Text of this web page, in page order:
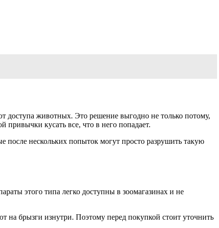
доступа животных. Это решение выгодно не только потому,
привычки кусать все, что в него попадает.
нескольких попыток могут просто разрушить такую
этого типа легко доступны в зоомагазинах и не
на брызги изнутри. Поэтому перед покупкой стоит уточнить